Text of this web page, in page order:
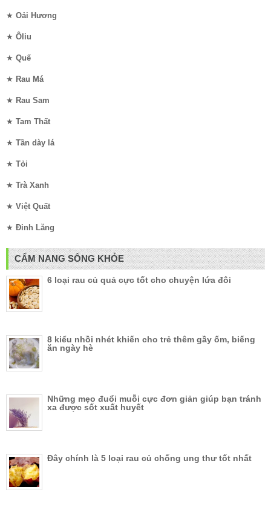
★ Oải Hương
★ Ôliu
★ Quế
★ Rau Má
★ Rau Sam
★ Tam Thất
★ Tần dày lá
★ Tỏi
★ Trà Xanh
★ Việt Quất
★ Đinh Lăng
CẨM NANG SỐNG KHỎE
6 loại rau củ quả cực tốt cho chuyện lứa đôi
8 kiểu nhồi nhét khiến cho trẻ thêm gầy ốm, biếng
ăn ngày hè
Những mẹo đuổi muỗi cực đơn giản giúp bạn tránh
xa được sốt xuất huyết
Đây chính là 5 loại rau củ chống ung thư tốt nhất